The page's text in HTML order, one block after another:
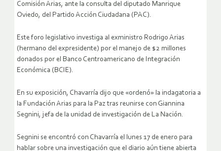
Comisión Arias, ante la consulta del diputado Manrique
Oviedo, del Partido Acción Ciudadana (PAC).
Este foro legislativo investiga al exministro Rodrigo Arias
(hermano del expresidente) por el manejo de $2 millones
donados por el Banco Centroamericano de Integración
Económica (BCIE).
En su exposición, Chavarría dijo que «ordenó» la indagatoria a
la Fundación Arias para la Paz tras reunirse con Giannina
Segnini, jefa de la unidad de investigación de La Nación.
Segnini se encontró con Chavarría el lunes 17 de enero para
hablar sobre una investigación que el diario aún tiene abierta